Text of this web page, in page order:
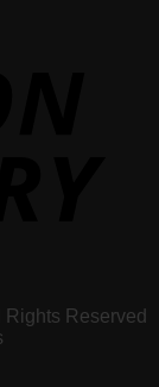
Rights Reserved